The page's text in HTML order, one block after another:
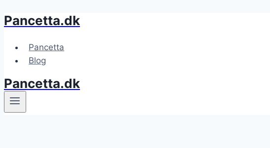
Fortsæt
indhold
Pancetta.dk
Pancetta
Blog
Pancetta.dk